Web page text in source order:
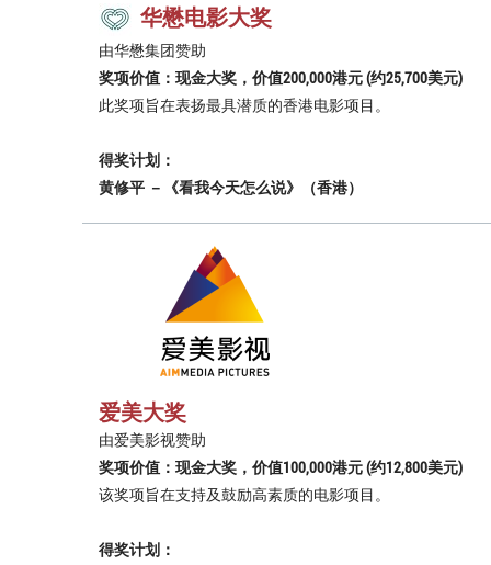
华懋电影大奖
由华懋集团赞助
奖项价值：现金大奖，价值200,000港元 (约25,700美元)
此奖项旨在表扬最具潜质的香港电影项目。
得奖计划：
黄修平 －《看我今天怎么说》（香港）
爱美大奖
由爱美影视赞助
奖项价值：现金大奖，价值100,000港元 (约12,800美元)
该奖项旨在支持及鼓励高素质的电影项目。
得奖计划：